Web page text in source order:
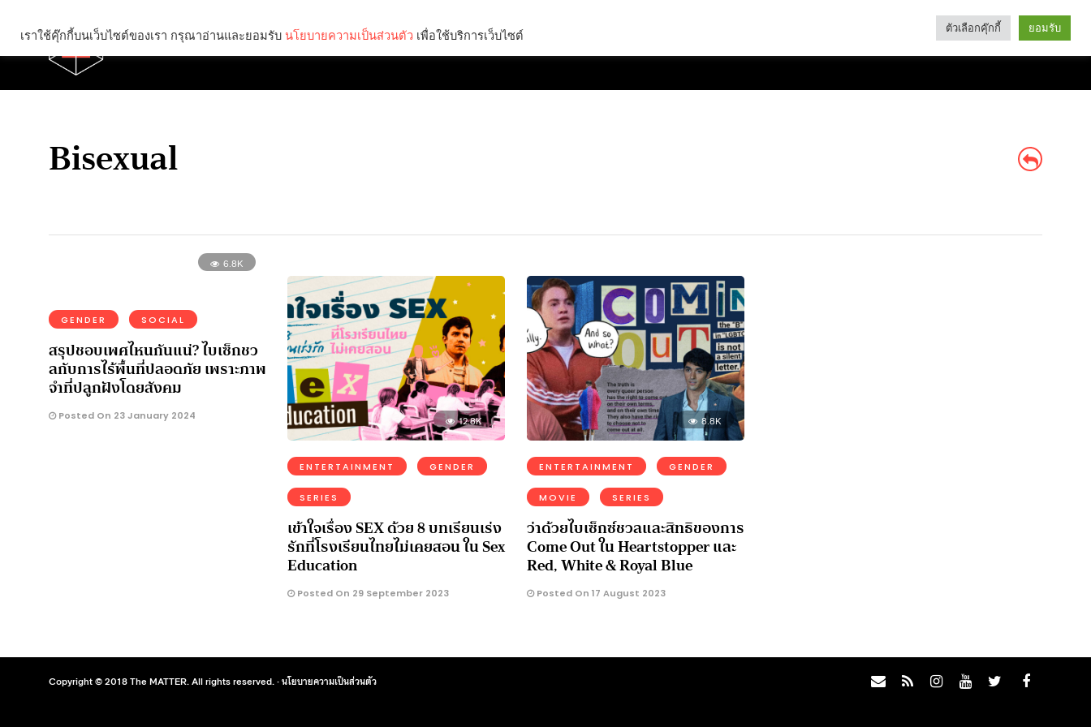
Categories
Bisexual
6.8K
GENDER SOCIAL
สรุปชอบเพศไหนกันแน่? ไบเซ็กชว
ลกับการไร้พื้นที่ปลอดภัย เพราะภาพ
จำที่ปลูกฝังโดยสังคม
Posted On 23 January 2024 12.8K
ENTERTAINMENT GENDER
SERIES
เข้าใจเรื่อง SEX ด้วย 8 บทเรียนเร่ง
รักที่โรงเรียนไทยไม่เคยสอน ใน Sex
Education
Posted On 29 September 2023
8.8K
ENTERTAINMENT GENDER
MOVIE SERIES
ว่าด้วยไบเซ็กซ์ชวลและสิทธิของการ
Come Out ใน Heartstopper และ
Red, White & Royal Blue
Posted On 17 August 2023
Copyright © 2018 The MATTER. All rights reserved. ·นโยบายความเป็นส่วนตัว
เราใช้คุ๊กกี้บนเว็บไซต์ของเรา กรุณาอ่านและยอมรับ นโยบายความเป็นส่วนตัว เพื่อใช้บริการเว็บไซต์ ตัวเลือกคุ๊กกี้ ยอมรับ